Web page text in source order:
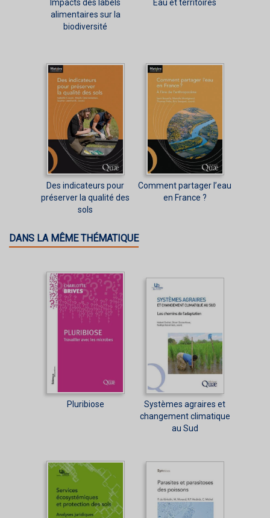
Impacts des labels
alimentaires sur la
biodiversité
Eau et territoires
Des indicateurs pour
préserver la qualité des
sols
Comment partager l’eau
en France ?
DANS LA MÊME THÉMATIQUE
Pluribiose
Systèmes agraires et
changement climatique
au Sud